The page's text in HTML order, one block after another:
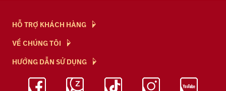
HỖ TRỢ KHÁCH HÀNG
Hỏi & Đáp
Chính Sách
Chính Sách Bảo Mật
VỀ CHÚNG TÔI
NTJ Flagship
Cửa hàng
HƯỚNG DẪN SỬ DỤNG
Bảo Quản Trang Sức